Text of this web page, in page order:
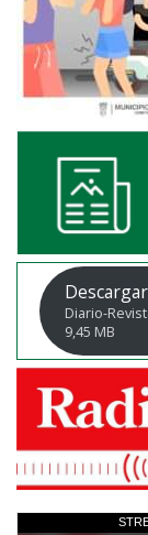
Diario-
9,45 MB